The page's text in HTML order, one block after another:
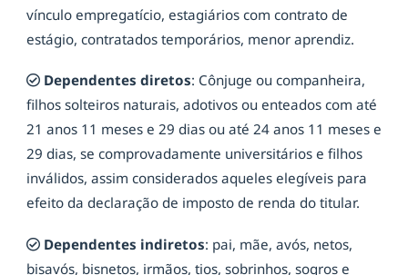
vínculo empregatício, estagiários com contrato de
estágio, contratados temporários, menor aprendiz.
Dependentes diretos: Cônjuge ou companheira,
filhos solteiros naturais, adotivos ou enteados com até
21 anos 11 meses e 29 dias ou até 24 anos 11 meses e
29 dias, se comprovadamente universitários e filhos
inválidos, assim considerados aqueles elegíveis para
efeito da declaração de imposto de renda do titular.
Dependentes indiretos: pai, mãe, avós, netos,
bisavós, bisnetos, irmãos, tios, sobrinhos, sogros e